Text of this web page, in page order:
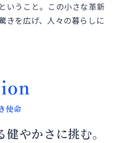
いうこと。この小さな革新
きを広げ、人々の暮らしに
やかさに挑む。